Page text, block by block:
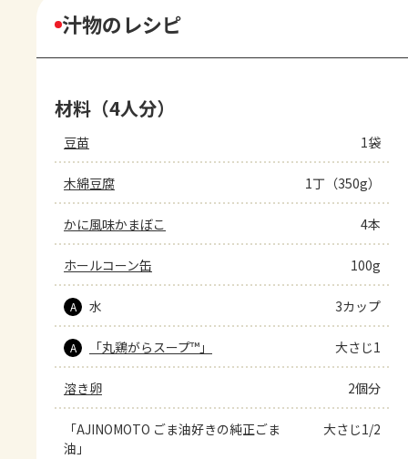
汁物のレシピ
材料（4人分）
豆苗 1袋
木綿豆腐 1丁（350g）
かに風味かまぼこ 4本
ホールコーン缶 100g
A 水 3カップ
A 「丸鶏がらスープ™」 大さじ1
溶き卵 2個分
「AJINOMOTO ごま油好きの純正ごま
油」
大さじ1/2